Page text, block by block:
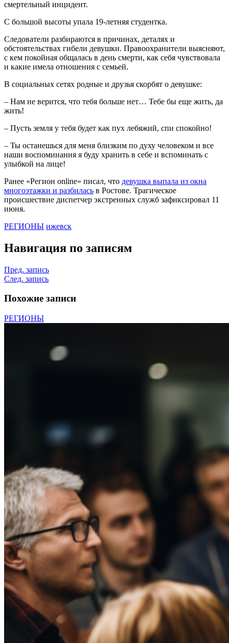
смертельный инцидент.
С большой высоты упала 19-летняя студентка.
Следователи разбираются в причинах, деталях и
обстоятельствах гибели девушки. Правоохранители выясняют,
с кем покойная общалась в день смерти, как себя чувствовала
и какие имела отношения с семьей.
В социальных сетях родные и друзья скорбят о девушке:
– Нам не верится, что тебя больше нет… Тебе бы еще жить, да
жить!
– Пусть земля у тебя будет как пух лебяжий, спи спокойно!
– Ты останешься для меня близким по духу человеком и все
наши воспоминания я буду хранить в себе и вспоминать с
улыбкой на лице!
Ранее «Регион online» писал, что девушка выпала из окна
многоэтажки и разбилась в Ростове. Трагическое
происшествие диспетчер экстренных служб зафиксировал 11
июня.
РЕГИОНЫ ижевск
Навигация по записям
Пред. запись
След. запись
Похожие записи
РЕГИОНЫ